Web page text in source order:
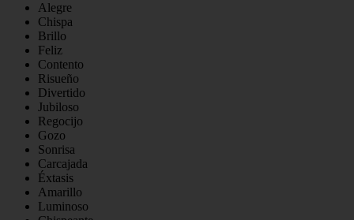
Alegre
Chispa
Brillo
Feliz
Contento
Risueño
Divertido
Jubiloso
Regocijo
Gozo
Sonrisa
Carcajada
Éxtasis
Amarillo
Luminoso